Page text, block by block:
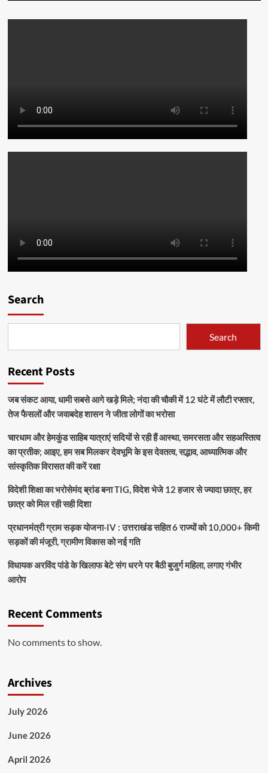
Search
Search
Recent Posts
जब संकट आया, धामी सबसे आगे खड़े मिले; नंदा की चौकी में 12 घंटे में लौटी रफ्तार,
तेज फैसलों और जवाबदेह शासन ने जीता लोगों का भरोसा
चारधाम और हेमकुंड साहिब यात्राएं सदियों से रही हैं आस्था, समरसता और सहअस्तित्व
का प्रतीक; आइए, हम सब मिलकर देवभूमि के इस देवतत्व, सद्भाव, आध्यात्मिक और
सांस्कृतिक विरासत की करें रक्षा
विदेशी शिक्षा का भरोसेमंद ब्रांड बना TIG, विदेश भेजे 12 हजार से ज्यादा छात्र, हर
छात्र को मिल रही सही दिशा
प्रधानमंत्री ग्राम सड़क योजना-IV : उत्तराखंड सहित 6 राज्यों को 10,000+ किमी
सड़कों की मंजूरी, ग्रामीण विकास को नई गति
विधायक अरविंद पांडे के खिलाफ बेटे संग धरने पर बैठी बुजुर्ग महिला, लगाए गंभीर
आरोप
Recent Comments
No comments to show.
Archives
July 2026
June 2026
April 2026